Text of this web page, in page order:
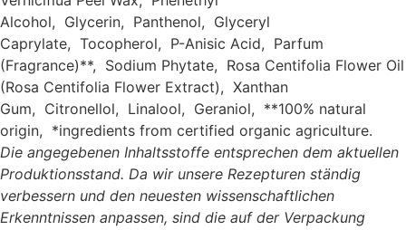
Alcohol, Glycerin, Panthenol, Glyceryl
Caprylate, Tocopherol, P-Anisic Acid, Parfum
(Fragrance)**, Sodium Phytate, Rosa Centifolia Flower Oil
(Rosa Centifolia Flower Extract), Xanthan
Gum, Citronellol, Linalool, Geraniol, **100% natural
origin, *ingredients from certified organic agriculture.
Die angegebenen Inhaltsstoffe entsprechen dem aktuellen
Produktionsstand. Da wir unsere Rezepturen ständig
verbessern und den neuesten wissenschaftlichen
Erkenntnissen anpassen, sind die auf der Verpackung